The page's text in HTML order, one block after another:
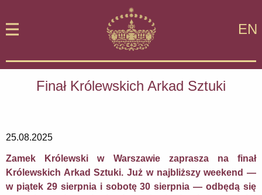
EN
Finał Królewskich Arkad Sztuki
25.08.2025
Zamek Królewski w Warszawie zaprasza na finał
Królewskich Arkad Sztuki. Już w najbliższy weekend —
w piątek 29 sierpnia i sobotę 30 sierpnia — odbędą się